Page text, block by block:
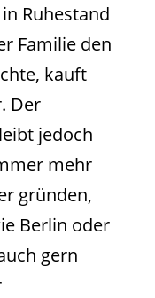
Ruhestand
Familie den
kauft
Der
jedoch
mehr
gründen,
Berlin oder
gern